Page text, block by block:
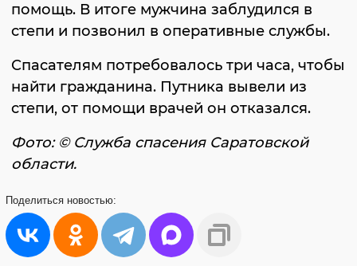
помощь. В итоге мужчина заблудился в
степи и позвонил в оперативные службы.
Спасателям потребовалось три часа, чтобы
найти гражданина. Путника вывели из
степи, от помощи врачей он отказался.
Фото: © Служба спасения Саратовской
области.
Поделиться новостью: